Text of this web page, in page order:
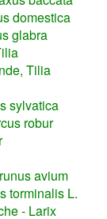
domestica
glabra
Tilia
sylvatica
robur
avium
torminalis L.
- Larix